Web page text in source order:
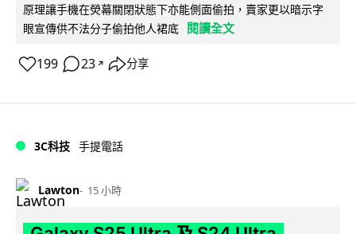
原理讓手機在熒幕關閉狀態下亦能側面偷拍，賣家更以暗示字
眼宣傳供不法分子偷拍他人裙底 閱讀全文
199 23 ↗ 分享
3C科技 手提電話
Lawton 15 小時